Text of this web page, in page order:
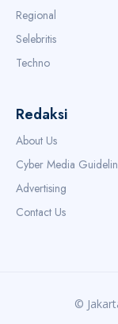
Regional
Selebritis
Techno
Redaksi
About Us
Cyber Media
Advertising
Contact Us
©